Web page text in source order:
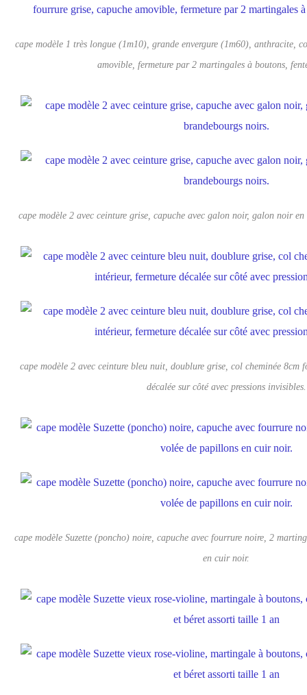
cape modèle 1 très longue (1m10), grande envergure (1m60), anthracite,
amovible, fermeture par 2 martingales à boutons,
cape modèle 2 avec ceinture grise, capuche avec galon noir, galon noir
cape modèle 2 avec ceinture bleu nuit, doublure grise, col cheminée 8cm
décalée sur côté avec pressions invisibles.
cape modèle Suzette (poncho) noire, capuche avec fourrure noire, 2
en cuir noir.